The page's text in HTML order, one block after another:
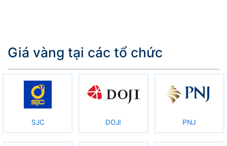
Giá vàng tại các tổ chức
SJC DOJI PNJ